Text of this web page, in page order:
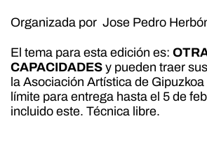
Organizada por Jose Pedro
El tema para esta edición es:
CAPACIDADES y pueden traer
la Asociación Artística de
límite para entrega hasta el 5 de
incluido este. Técnica libre.